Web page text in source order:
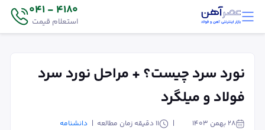
4180 - 041
استعلام قیمت
نورد سرد چیست؟ + مراحل نورد سرد
فولاد و میلگرد
۲۸ بهمن ۱۴۰۳ 11 دقیقه زمان مطالعه دانشنامه